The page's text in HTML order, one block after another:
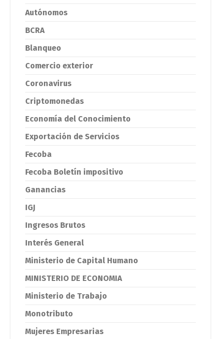
Autónomos
BCRA
Blanqueo
Comercio exterior
Coronavirus
Criptomonedas
Economía del Conocimiento
Exportación de Servicios
Fecoba
Fecoba Boletín impositivo
Ganancias
IGJ
Ingresos Brutos
Interés General
Ministerio de Capital Humano
MINISTERIO DE ECONOMIA
Ministerio de Trabajo
Monotributo
Mujeres Empresarias